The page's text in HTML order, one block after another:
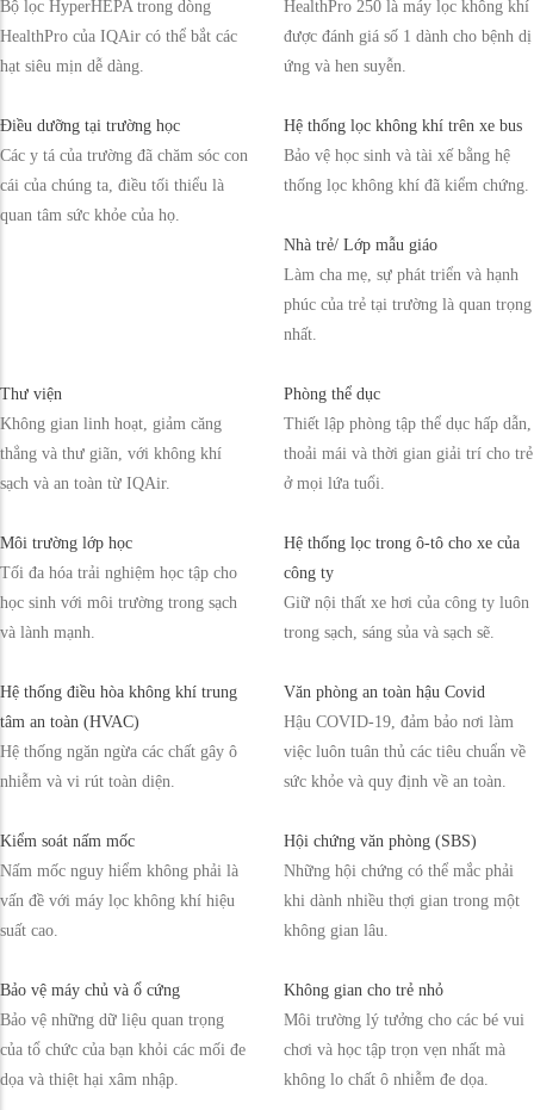
Bộ lọc HyperHEPA trong dòng
HealthPro của IQAir có thể bắt các
hạt siêu mịn dễ dàng.
HealthPro 250 là máy lọc không khí
được đánh giá số 1 dành cho bệnh dị
ứng và hen suyễn.
Điều dưỡng tại trường học
Các y tá của trường đã chăm sóc con
cái của chúng ta, điều tối thiểu là
quan tâm sức khỏe của họ.
Hệ thống lọc không khí trên xe bus
Bảo vệ học sinh và tài xế bằng hệ
thống lọc không khí đã kiểm chứng.
Nhà trẻ/ Lớp mẫu giáo
Làm cha mẹ, sự phát triển và hạnh
phúc của trẻ tại trường là quan trọng
nhất.
Thư viện
Không gian linh hoạt, giảm căng
thẳng và thư giãn, với không khí
sạch và an toàn từ IQAir.
Phòng thể dục
Thiết lập phòng tập thể dục hấp dẫn,
thoải mái và thời gian giải trí cho trẻ
ở mọi lứa tuổi.
Môi trường lớp học
Tối đa hóa trải nghiệm học tập cho
học sinh với môi trường trong sạch
và lành mạnh.
Hệ thống lọc trong ô-tô cho xe của
công ty
Giữ nội thất xe hơi của công ty luôn
trong sạch, sáng sủa và sạch sẽ.
Hệ thống điều hòa không khí trung
tâm an toàn (HVAC)
Hệ thống ngăn ngừa các chất gây ô
nhiễm và vi rút toàn diện.
Văn phòng an toàn hậu Covid
Hậu COVID-19, đảm bảo nơi làm
việc luôn tuân thủ các tiêu chuẩn về
sức khỏe và quy định về an toàn.
Kiểm soát nấm mốc
Nấm mốc nguy hiểm không phải là
vấn đề với máy lọc không khí hiệu
suất cao.
Hội chứng văn phòng (SBS)
Những hội chứng có thể mắc phải
khi dành nhiều thợi gian trong một
không gian lâu.
Bảo vệ máy chủ và ổ cứng
Bảo vệ những dữ liệu quan trọng
của tổ chức của bạn khỏi các mối đe
dọa và thiệt hại xâm nhập.
Không gian cho trẻ nhỏ
Môi trường lý tưởng cho các bé vui
chơi và học tập trọn vẹn nhất mà
không lo chất ô nhiễm đe dọa.